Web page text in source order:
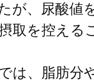
が、尿酸値
取を控える
は、脂肪分